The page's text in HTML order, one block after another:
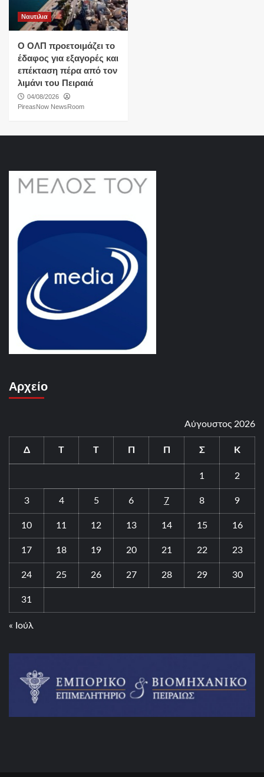
Ναυτιλια
O ΟΛΠ προετοιμάζει το
έδαφος για εξαγορές και
επέκταση πέρα από τον
λιμάνι του Πειραιά
04/08/2026
PireasNow NewsRoom
Αρχείο
Αύγουστος 2026
Δ Τ Τ Π Π Σ Κ
1 2
3 4 5 6 7 8 9
10 11 12 13 14 15 16
17 18 19 20 21 22 23
24 25 26 27 28 29 30
31
« Ιούλ